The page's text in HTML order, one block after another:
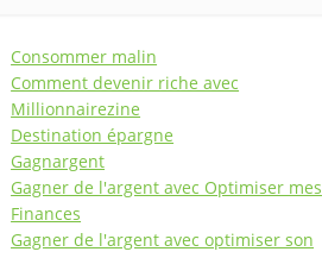
Consommer malin
Comment devenir riche avec
Millionnairezine
Destination épargne
Gagnargent
Gagner de l'argent avec Optimiser mes
Finances
Gagner de l'argent avec optimiser son